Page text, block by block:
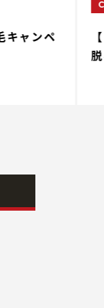
キャンペ